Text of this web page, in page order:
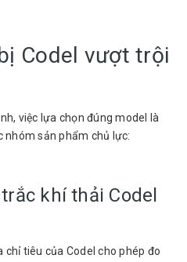
Codel vượt trội
việc lựa chọn đúng model là
nhóm sản phẩm chủ lực:
khí thải Codel
tiêu của Codel cho phép đo